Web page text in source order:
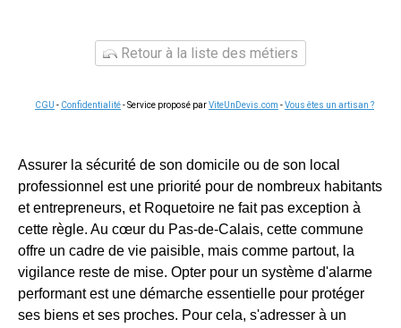
Retour à la liste des métiers
CGU - Confidentialité- Service proposé parViteUnDevis.com -Vous êtes un artisan ?
Assurer la sécurité de son domicile ou de son local
professionnel est une priorité pour de nombreux habitants
et entrepreneurs, et Roquetoire ne fait pas exception à
cette règle. Au cœur du Pas-de-Calais, cette commune
offre un cadre de vie paisible, mais comme partout, la
vigilance reste de mise. Opter pour un système d'alarme
performant est une démarche essentielle pour protéger
ses biens et ses proches. Pour cela, s'adresser à un